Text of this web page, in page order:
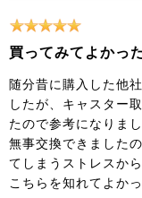
買ってみてよかっ
随分昔に購入した他
したが、キャスター
たので参考になりまし
無事交換できました
てしまうストレスか
こちらを知れてよかっ